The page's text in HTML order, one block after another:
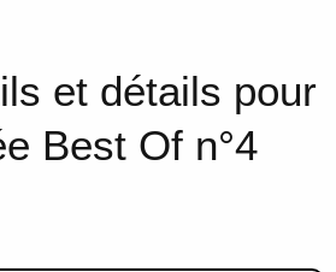
et détails pour
Best Of n°4